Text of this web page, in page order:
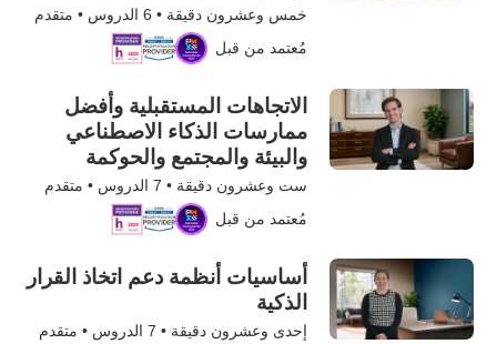
خمس وعشرون دقيقة • 6 الدروس • متقدم
مُعتمد من قبل
الاتجاهات المستقبلية وأفضل
ممارسات الذكاء الاصطناعي
والبيئة والمجتمع والحوكمة
ست وعشرون دقيقة • 7 الدروس • متقدم
مُعتمد من قبل
أساسيات أنظمة دعم اتخاذ القرار
الذكية
إحدى وعشرون دقيقة • 7 الدروس • متقدم